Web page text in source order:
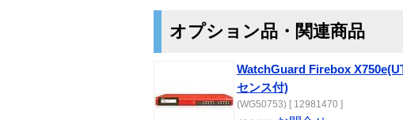
オプション品・関連商品
WatchGuard Firebox
センス付)
(WG50753) [ 12981470 ]